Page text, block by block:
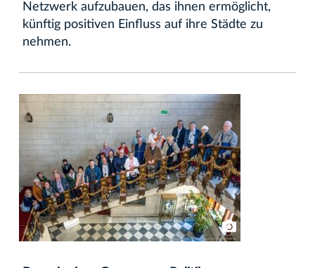
Netzwerk aufzubauen, das ihnen ermöglicht,
künftig positiven Einfluss auf ihre Städte zu
nehmen.